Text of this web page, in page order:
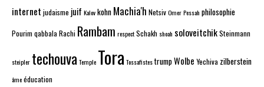
internet judaisme juif Kalovkohn Machia'h NetsivOmerPessah philosophie
Pourim qabbala Rachi Rambam respectSchakh shoah soloveitchikSteinmann
steipler techouva Temple Tora TossafistestrumpWolbe Yechiva zilberstein
âmeéducation